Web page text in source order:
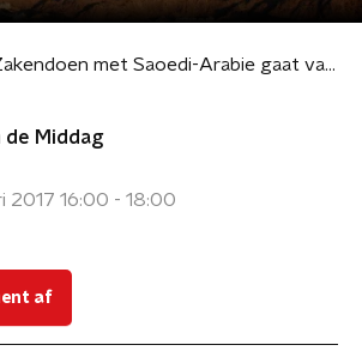
Zakendoen met Saoedi-Arabie gaat vaak een beetje smerig
de Middag
2017 16:00 - 18:00
af